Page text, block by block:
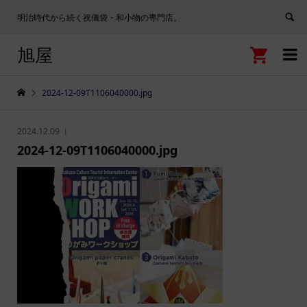
明治時代から続く祝儀袋・和小物の専門店。

旭屋 
2024-12-09T1106040000.jpg
2024.12.09
2024-12-09T1106040000.jpg